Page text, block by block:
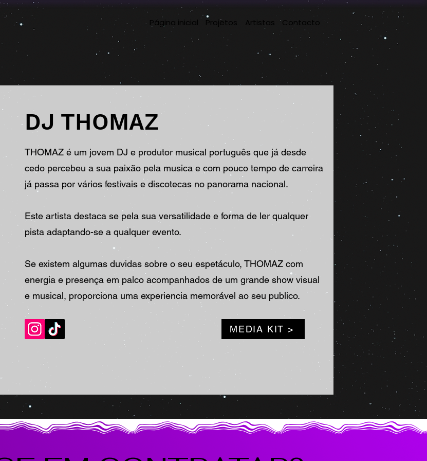
Página inicial Projetos Artistas Contacto
DJ THOMAZ
THOMAZ é um jovem DJ e produtor musical português que já desde
cedo percebeu a sua paixão pela musica e com pouco tempo de carreira
já passa por vários festivais e discotecas no panorama nacional.
Este artista destaca se pela sua versatilidade e forma de ler qualquer
pista adaptando-se a qualquer evento.
Se existem algumas duvidas sobre o seu espetáculo, THOMAZ com
energia e presença em palco acompanhados de um grande show visual
e musical, proporciona uma experiencia memorável ao seu publico.
MEDIA KIT >